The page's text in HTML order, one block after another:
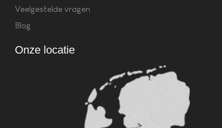
Veelgestelde vragen
Blog
Onze locatie